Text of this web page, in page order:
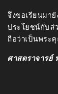
จึงขอเรียนมา
ประโยชน์กับส่
ถือว่าเป็นพระ
ศาสตราจารย์